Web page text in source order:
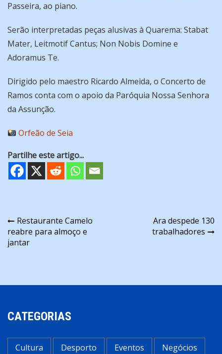
Passeira, ao piano.
Serão interpretadas peças alusivas à Quarema: Stabat
Mater, Leitmotif Cantus; Non Nobis Domine e
Adoramus Te.
Dirigido pelo maestro Ricardo Almeida, o Concerto de
Ramos conta com o apoio da Paróquia Nossa Senhora
da Assunção.
Orfeão de Seia
Partilhe este artigo...
Navegação
de
Restaurante Camelo
reabre para almoço e
jantar
Ara despede 130
trabalhadores
CATEGORIAS
Cultura Desporto Eventos Negócios